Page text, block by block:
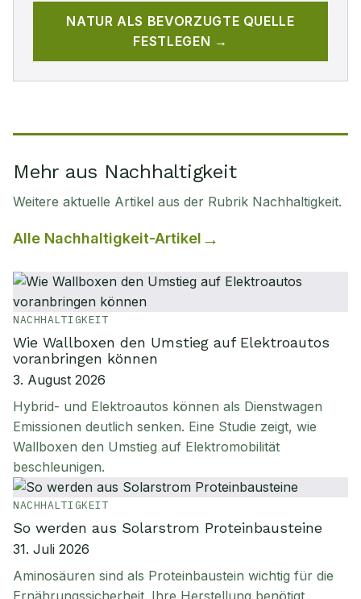
NATUR ALS BEVORZUGTE QUELLE
FESTLEGEN →
Mehr aus Nachhaltigkeit
Weitere aktuelle Artikel aus der Rubrik Nachhaltigkeit.
Alle Nachhaltigkeit-Artikel
NACHHALTIGKEIT
Wie Wallboxen den Umstieg auf Elektroautos
voranbringen können
3. August 2026
Hybrid- und Elektroautos können als Dienstwagen
Emissionen deutlich senken. Eine Studie zeigt, wie
Wallboxen den Umstieg auf Elektromobilität
beschleunigen.
NACHHALTIGKEIT
So werden aus Solarstrom Proteinbausteine
31. Juli 2026
Aminosäuren sind als Proteinbaustein wichtig für die
Ernährungssicherheit. Ihre Herstellung benötigt